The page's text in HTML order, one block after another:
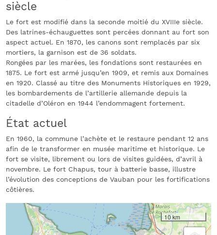
siècle
Le fort est modifié dans la seconde moitié du XVIIIe siècle.
Des latrines-échauguettes sont percées donnant au fort son
aspect actuel. En 1870, les canons sont remplacés par six
mortiers, la garnison est de 36 soldats.
Rongées par les marées, les fondations sont restaurées en
1875. Le fort est armé jusqu’en 1909, et remis aux Domaines
en 1920. Classé au titre des Monuments Historiques en 1929,
les bombardements de l’artillerie allemande depuis la
citadelle d’Oléron en 1944 l’endommagent fortement.
État actuel
En 1960, la commune l’achète et le restaure pendant 12 ans
afin de le transformer en musée maritime et historique. Le
fort se visite, librement ou lors de visites guidées, d’avril à
novembre. Le fort Chapus, tour à batterie basse, illustre
l’évolution des conceptions de Vauban pour les fortifications
côtières.
10 km